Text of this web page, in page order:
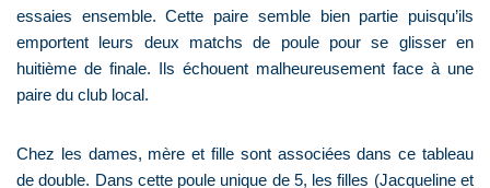
essaies ensemble. Cette paire semble bien partie puisqu’ils
emportent leurs deux matchs de poule pour se glisser en
huitième de finale. Ils échouent malheureusement face à une
paire du club local.
Chez les dames, mère et fille sont associées dans ce tableau
de double. Dans cette poule unique de 5, les filles (Jacqueline et